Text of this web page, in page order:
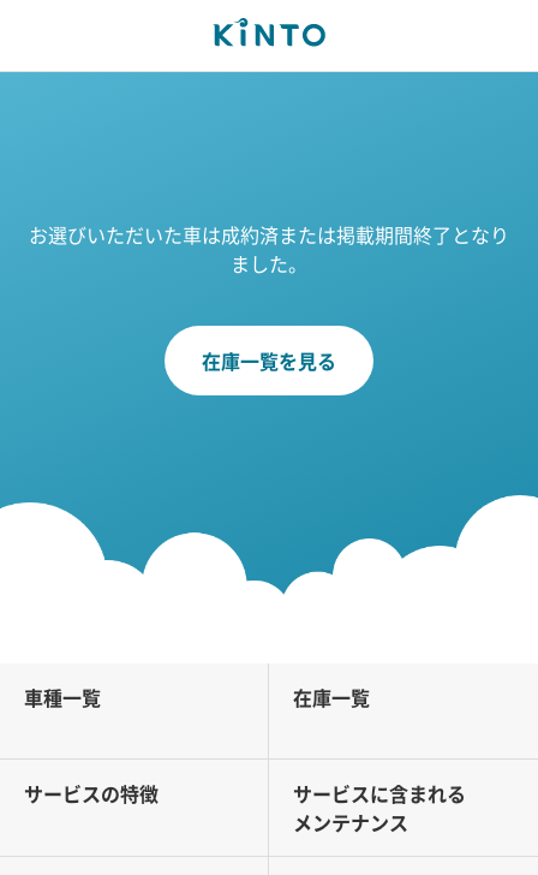
お選びいただいた車は成約済または掲載期間終了となり
ました。
在庫一覧を見る
車種一覧 在庫一覧
サービスの特徴
サービスに含まれる
メンテナンス